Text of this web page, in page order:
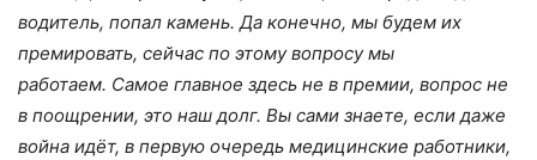
водитель, попал камень. Да конечно, мы будем их
премировать, сейчас по этому вопросу мы
работаем. Самое главное здесь не в премии, вопрос не
в поощрении, это наш долг. Вы сами знаете, если даже
война идёт, в первую очередь медицинские работники,